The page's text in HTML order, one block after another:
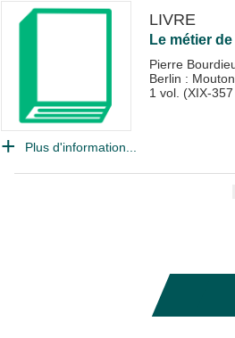
LIVRE
Le métier
Pierre
Berlin :
1 vol. (XIX-
Plus d'information...